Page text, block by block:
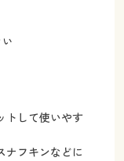
トして使いやす
ナフキンなどに